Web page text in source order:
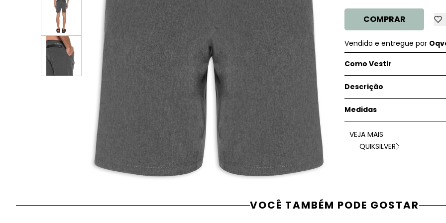
COMPRAR
Vendido e entregue por
Como Vestir
Descrição
Medidas
VEJA MAIS
QUIKSILVER
VOCÊ TAMBÉM PODE GOSTAR